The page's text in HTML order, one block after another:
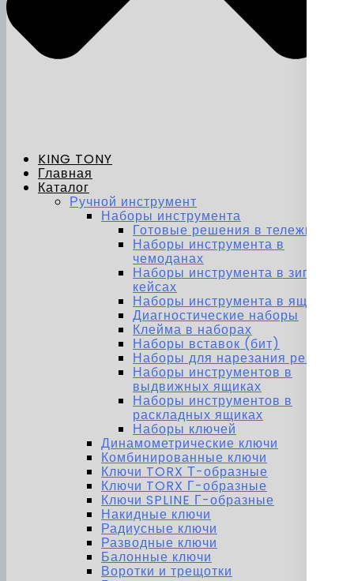
KING TONY
Главная
Каталог
Ручной инструмент
Наборы инструмента
Готовые решения в тележках
Наборы инструмента в
чемоданах
Наборы инструмента в зип-
кейсах
Наборы инструмента в ящиках
Диагностические наборы
Клейма в наборах
Наборы вставок (бит)
Наборы для нарезания резьбы
Наборы инструментов в
выдвижных ящиках
Наборы инструментов в
раскладных ящиках
Наборы ключей
Динамометрические ключи
Комбинированные ключи
Ключи TORX Т-образные
Ключи TORX Г-образные
Ключи SPLINE Г-образные
Накидные ключи
Радиусные ключи
Разводные ключи
Балонные ключи
Воротки и трещотки